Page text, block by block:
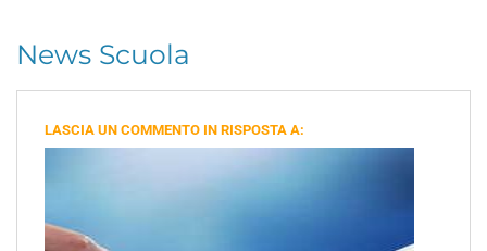
News Scuola
LASCIA UN COMMENTO IN RISPOSTA A: